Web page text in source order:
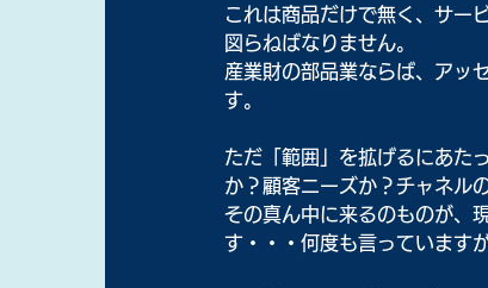
これは商品だけで無く、サー
図らねばなりません。
産業財の部品業ならば、アッ
す。
ただ「範囲」を拡げるにあた
か？顧客ニーズか？チャネル
その真ん中に来るのものが、
す・・・何度も言っています